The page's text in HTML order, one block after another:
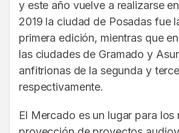
y este año vuelve a realizarse
2019 la ciudad de Posadas fue
primera edición, mientras que
las ciudades de Gramado y
anfitrionas de la segunda y
respectivamente.
El Mercado es un lugar para los